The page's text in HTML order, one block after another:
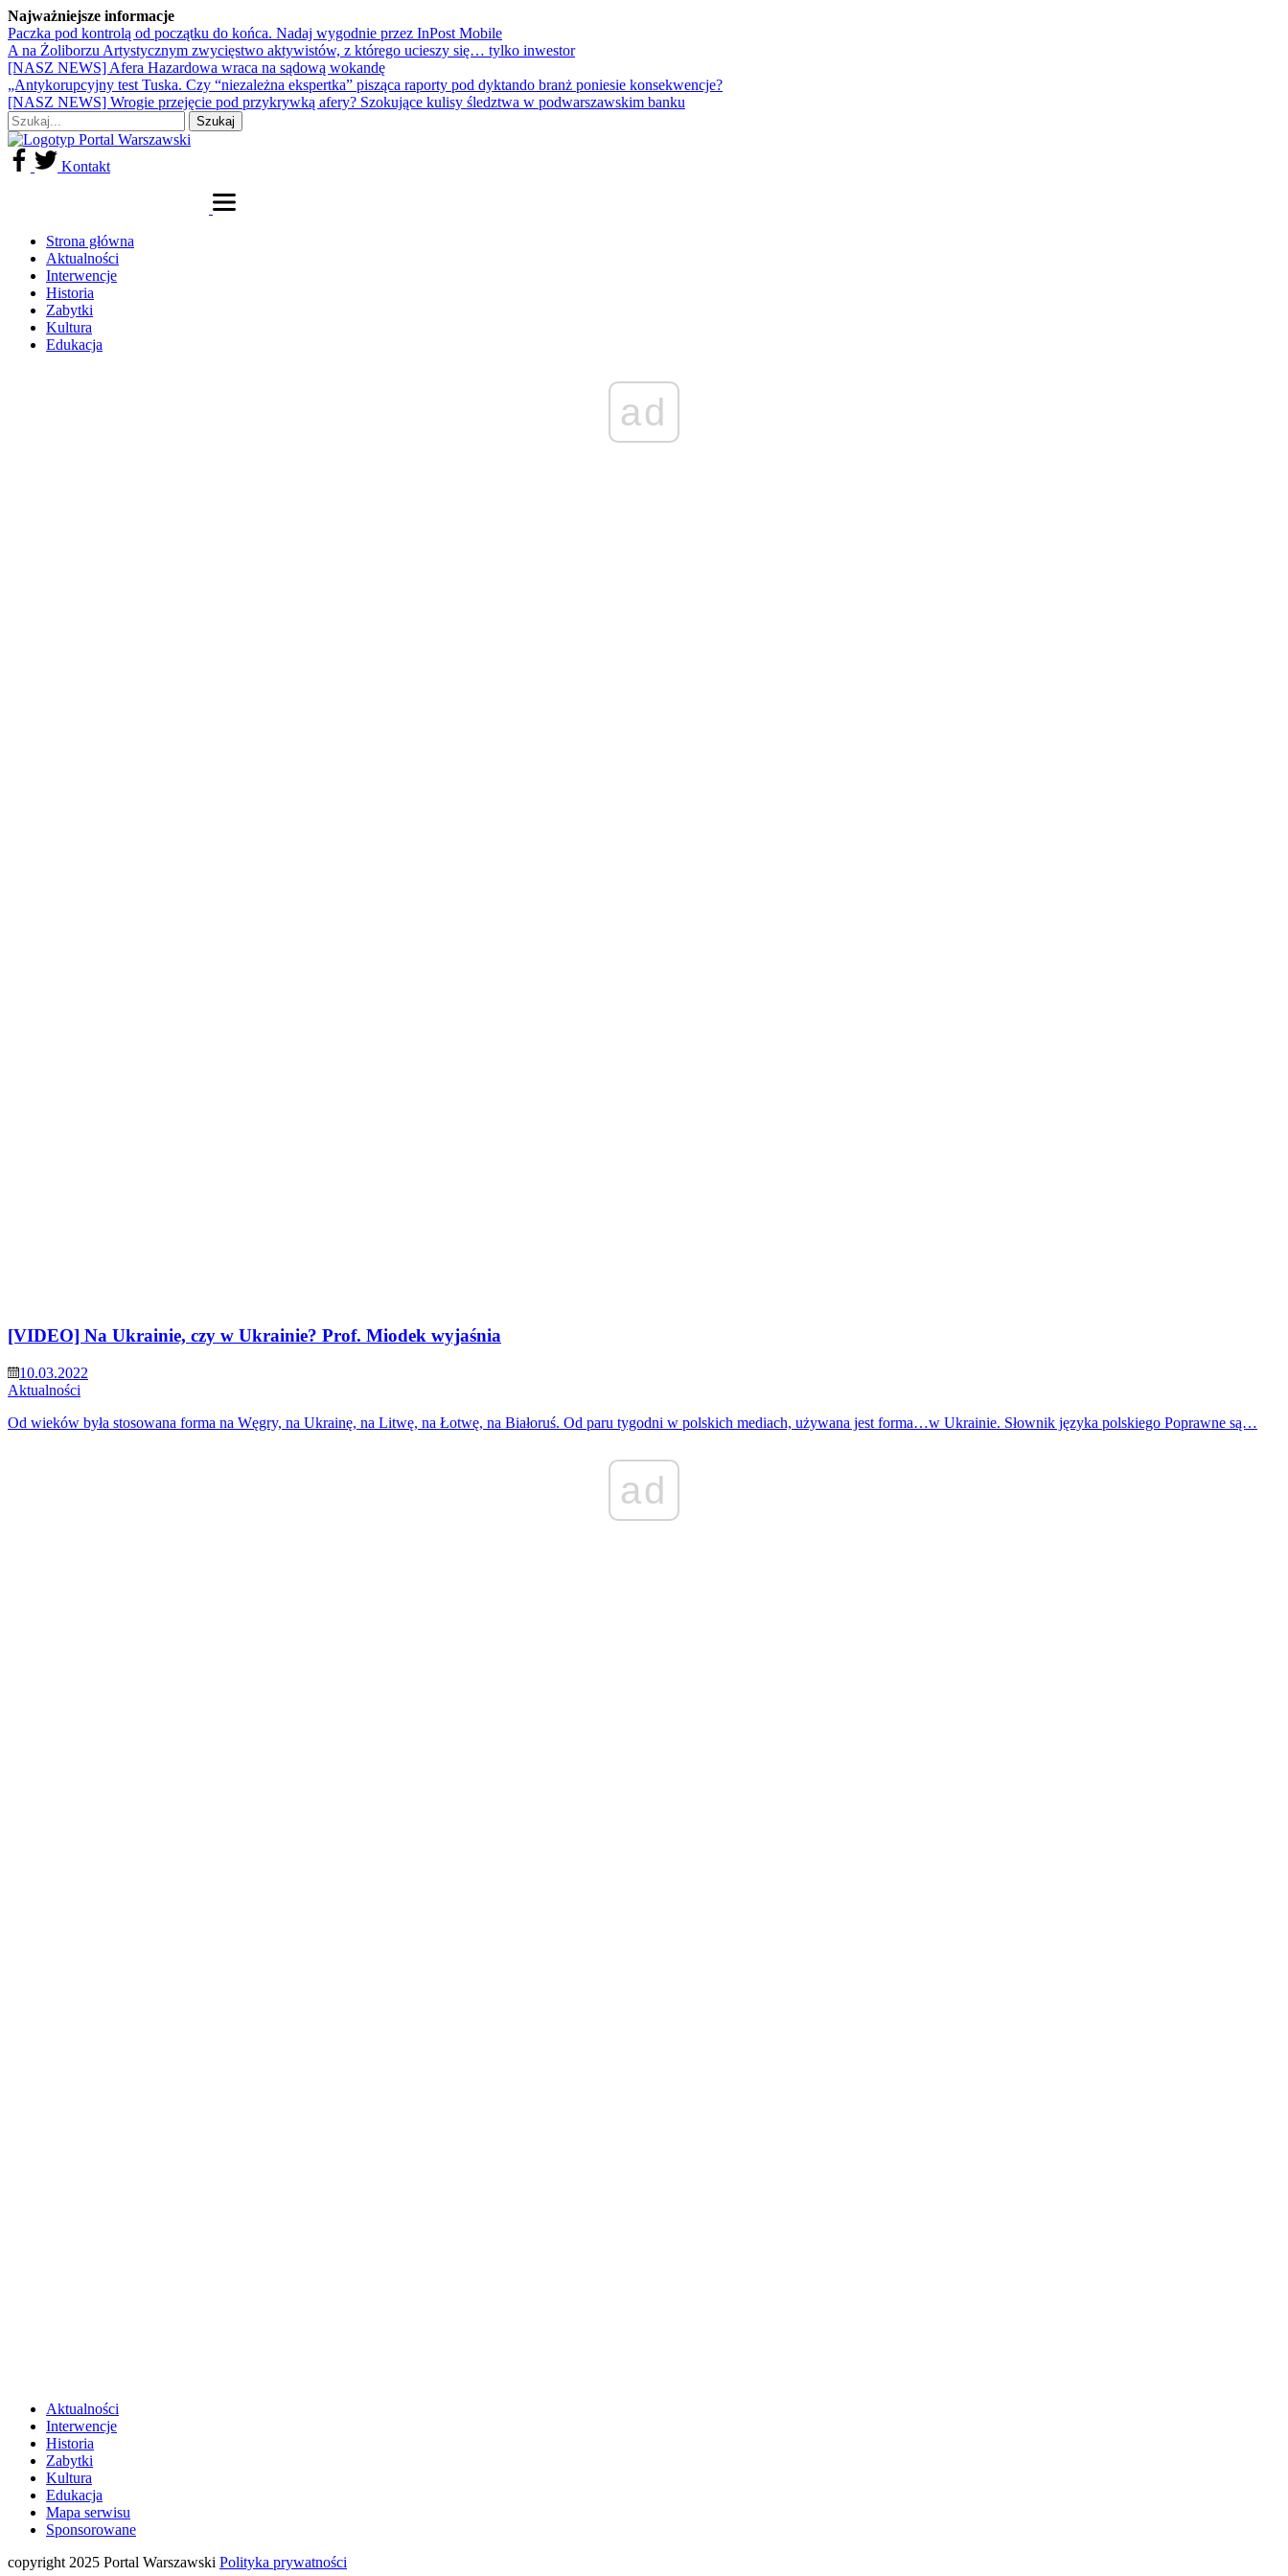
Najważniejsze informacje
Paczka pod kontrolą od początku do końca. Nadaj wygodnie przez InPost Mobile
A na Żoliborzu Artystycznym zwycięstwo aktywistów, z którego ucieszy się… tylko inwestor
[NASZ NEWS] Afera Hazardowa wraca na sądową wokandę
„Antykorupcyjny test Tuska. Czy “niezależna ekspertka” pisząca raporty pod dyktando branż poniesie konsekwencje?
[NASZ NEWS] Wrogie przejęcie pod przykrywką afery? Szokujące kulisy śledztwa w podwarszawskim banku
Kontakt
Strona główna
Aktualności
Interwencje
Historia
Zabytki
Kultura
Edukacja
ad
[VIDEO] Na Ukrainie, czy w Ukrainie? Prof. Miodek wyjaśnia
10.03.2022
Aktualności
Od wieków była stosowana forma na Węgry, na Ukrainę, na Litwę, na Łotwę, na Białoruś. Od paru tygodni w polskich mediach, używana jest forma…w Ukrainie. Słownik języka polskiego Poprawne są…
ad
Aktualności
Interwencje
Historia
Zabytki
Kultura
Edukacja
Mapa serwisu
Sponsorowane
copyright 2025 Portal Warszawski Polityka prywatności